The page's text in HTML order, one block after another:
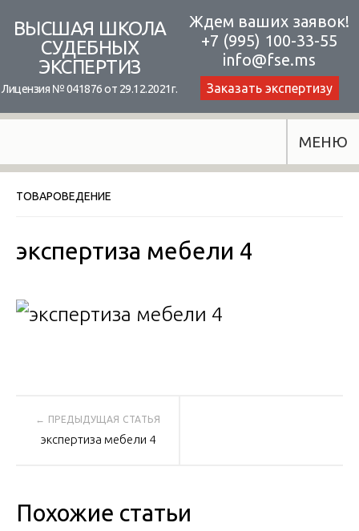
content
ВЫСШАЯ ШКОЛА
СУДЕБНЫХ
ЭКСПЕРТИЗ
Лицензия № 041876 от 29.12.2021г.
Ждем ваших заявок!
+7 (995) 100-33-55
info@fse.ms
Заказать экспертизу
МЕНЮ
ТОВАРОВЕДЕНИЕ
экспертиза мебели 4
Навигация
записям
экспертиза мебели 4
Похожие статьи